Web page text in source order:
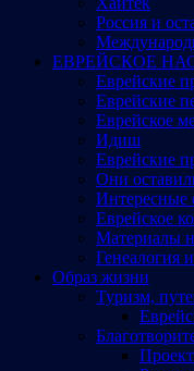
Россия и
ЕВРЕЙСКОЕ
Еврейские
Еврейские
Еврейское
Идиш
Еврейские
Они
Интересные
Еврейское
Материалы
Генеалогия
Образ жизни
Туризм,